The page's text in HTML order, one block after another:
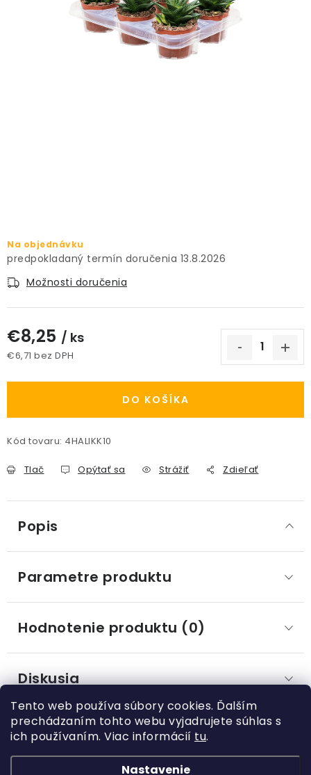
Tento web používa súbory cookies. Ďalším
prechádzaním tohto webu vyjadrujete súhlas s
ich používaním. Viac informácií tu.
Nastavenie
KVETINÁČE A OBALY NA RASTLINY
ZNAČKY
Podmienky ochrany osobných údajov
Spôsoby platby
Kontakt / Právne údaje
Na objednávku
13.8.2026
Možnosti doručenia
€8,25 / ks
€6,71 bez DPH
DO KOŠÍKA
Kód tovaru: 4HALIKK10
Tlač Opýtať sa Strážiť Zdieľať
Popis
Parametre produktu
Hodnotenie produktu (0)
Diskusia
á